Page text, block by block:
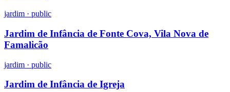
jardim · public
Jardim de Infância de Fonte Cova, Vila Nova de
Famalicão
jardim · public
Jardim de Infância de Igreja